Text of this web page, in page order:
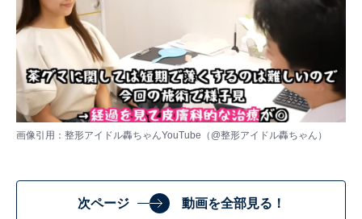
画像引用：整形アイドル轟ちゃんYouTube（ @整形アイドル轟ちゃん ）
次ページ 動画を全部見る！